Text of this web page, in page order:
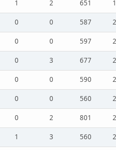
1 2 651
0 0 587
0 0 597
0 3 677
0 0 590
0 0 560
0 2 801
1 3 560